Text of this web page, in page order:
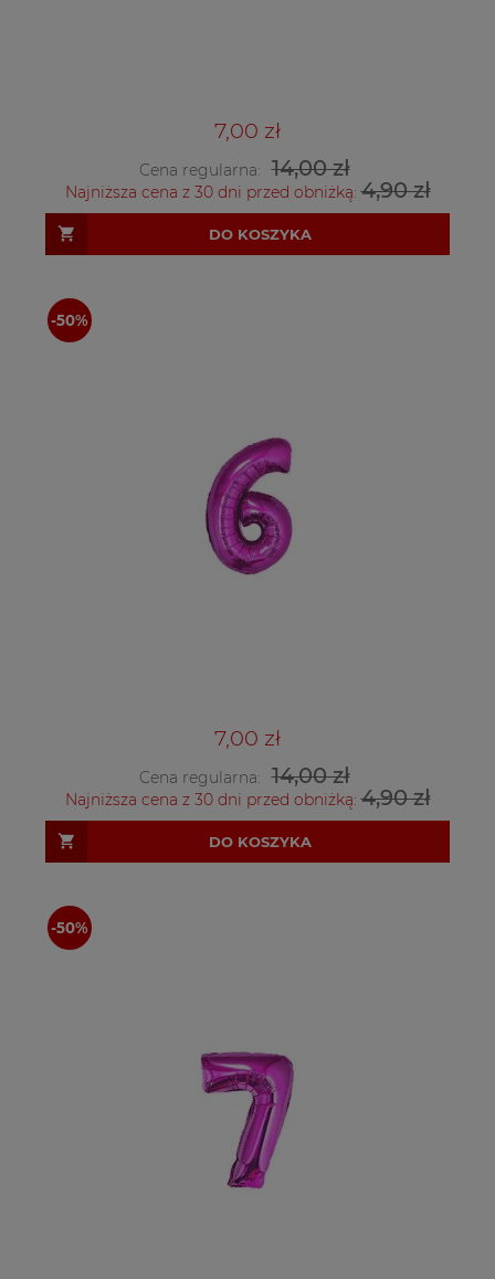
7,00 zł
Cena regularna: 14,00 zł
Najniższa cena z 30 dni przed obniżką:4,90 zł
DO KOSZYKA
7,00 zł
Cena regularna: 14,00 zł
Najniższa cena z 30 dni przed obniżką:4,90 zł
DO KOSZYKA